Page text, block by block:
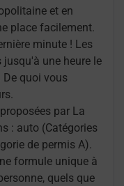
et en
place facilement.
minute ! Les
une heure le
De quoi vous
par La
: auto (Catégories
de permis A).
formule unique à
quels que